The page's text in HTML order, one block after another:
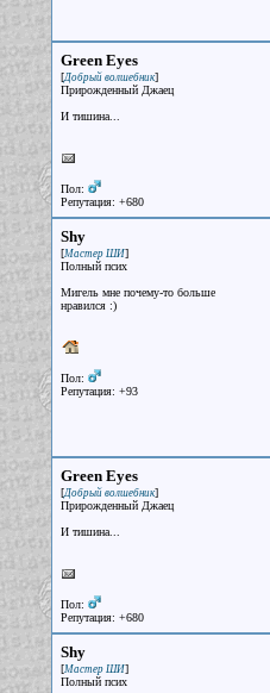
Green Eyes
[Добрый волшебник]
Прирожденный Джаец
И тишина...
Пол:
Репутация: +680
Shy
[Мастер ШИ]
Полный псих
Мигель мне почему-то больше
нравился :)
Пол:
Репутация: +93
Green Eyes
[Добрый волшебник]
Прирожденный Джаец
И тишина...
Пол:
Репутация: +680
Shy
[Мастер ШИ]
Полный псих